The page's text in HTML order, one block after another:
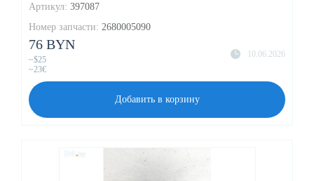
Артикул: 397087
Номер запчасти: 2680005090
10.06.2026
76 BYN
~$25
~23€
Добавить в корзину